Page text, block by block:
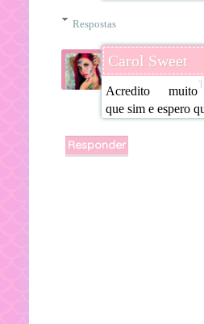
Respostas
Carol Sweet
Acredito muito
que sim e espero
Responder